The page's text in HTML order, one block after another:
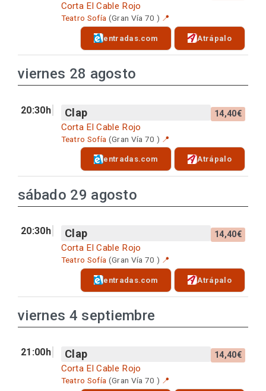
Corta El Cable Rojo
Teatro Sofía (Gran Vía 70 ) 📍
entradas.com Atrápalo
viernes 28 agosto
20:30h Clap 14,40€
Corta El Cable Rojo
Teatro Sofía (Gran Vía 70 ) 📍
entradas.com Atrápalo
sábado 29 agosto
20:30h Clap 14,40€
Corta El Cable Rojo
Teatro Sofía (Gran Vía 70 ) 📍
entradas.com Atrápalo
viernes 4 septiembre
21:00h Clap 14,40€
Corta El Cable Rojo
Teatro Sofía (Gran Vía 70 ) 📍